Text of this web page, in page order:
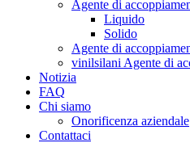
Agente di
Liquido
Solido
Agente di
vinilsilani Agente di
Notizia
FAQ
Chi siamo
Onorificenza aziendale
Contattaci